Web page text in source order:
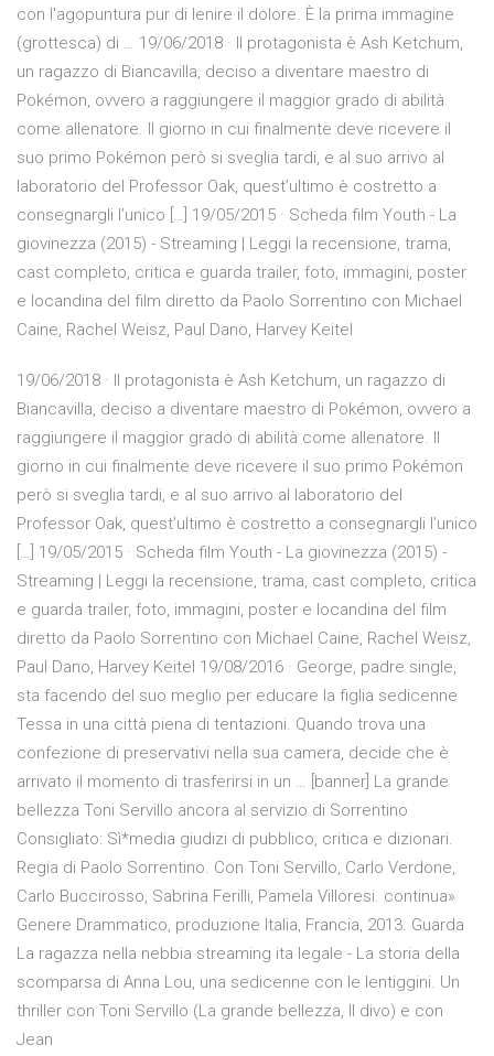
con l'agopuntura pur di lenire il dolore. È la prima immagine
(grottesca) di … 19/06/2018 · Il protagonista è Ash Ketchum,
un ragazzo di Biancavilla, deciso a diventare maestro di
Pokémon, ovvero a raggiungere il maggior grado di abilità
come allenatore. Il giorno in cui finalmente deve ricevere il
suo primo Pokémon però si sveglia tardi, e al suo arrivo al
laboratorio del Professor Oak, quest’ultimo è costretto a
consegnargli l’unico […] 19/05/2015 · Scheda film Youth - La
giovinezza (2015) - Streaming | Leggi la recensione, trama,
cast completo, critica e guarda trailer, foto, immagini, poster
e locandina del film diretto da Paolo Sorrentino con Michael
Caine, Rachel Weisz, Paul Dano, Harvey Keitel
19/06/2018 · Il protagonista è Ash Ketchum, un ragazzo di
Biancavilla, deciso a diventare maestro di Pokémon, ovvero a
raggiungere il maggior grado di abilità come allenatore. Il
giorno in cui finalmente deve ricevere il suo primo Pokémon
però si sveglia tardi, e al suo arrivo al laboratorio del
Professor Oak, quest’ultimo è costretto a consegnargli l’unico
[…] 19/05/2015 · Scheda film Youth - La giovinezza (2015) -
Streaming | Leggi la recensione, trama, cast completo, critica
e guarda trailer, foto, immagini, poster e locandina del film
diretto da Paolo Sorrentino con Michael Caine, Rachel Weisz,
Paul Dano, Harvey Keitel 19/08/2016 · George, padre single,
sta facendo del suo meglio per educare la figlia sedicenne
Tessa in una città piena di tentazioni. Quando trova una
confezione di preservativi nella sua camera, decide che è
arrivato il momento di trasferirsi in un … [banner] La grande
bellezza Toni Servillo ancora al servizio di Sorrentino
Consigliato: Sì*media giudizi di pubblico, critica e dizionari.
Regia di Paolo Sorrentino. Con Toni Servillo, Carlo Verdone,
Carlo Buccirosso, Sabrina Ferilli, Pamela Villoresi. continua»
Genere Drammatico, produzione Italia, Francia, 2013. Guarda
La ragazza nella nebbia streaming ita legale - La storia della
scomparsa di Anna Lou, una sedicenne con le lentiggini. Un
thriller con Toni Servillo (La grande bellezza, Il divo) e con
Jean